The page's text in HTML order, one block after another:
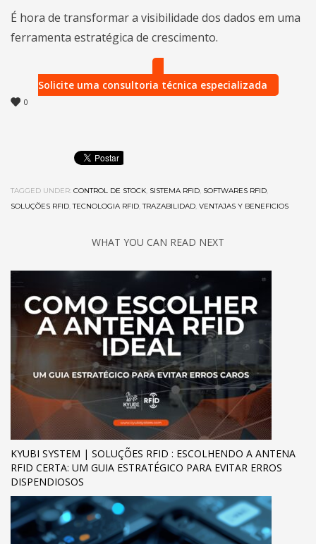
É hora de transformar a visibilidade dos dados em uma
ferramenta estratégica de crescimento.
Solicite uma consultoria técnica especializada
0
TAGGED UNDER: CONTROL DE STOCK, SISTEMA RFID, SOFTWARES RFID,
SOLUÇÕES RFID,TECNOLOGIA RFID,TRAZABILIDAD, VENTAJAS Y BENEFICIOS
WHAT YOU CAN READ NEXT
KYUBI SYSTEM | SOLUÇÕES RFID : ESCOLHENDO A ANTENA
RFID CERTA: UM GUIA ESTRATÉGICO PARA EVITAR ERROS
DISPENDIOSOS